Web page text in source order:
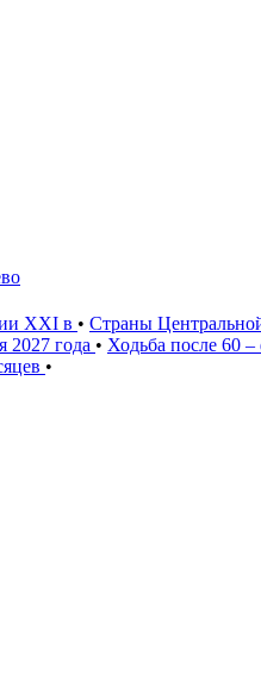
XXI в • Страны
2027 года • Ходьба после 60
•